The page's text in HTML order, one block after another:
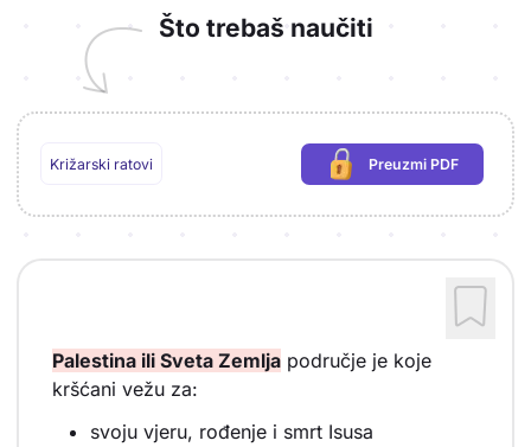
Što trebaš naučiti
Križarski ratovi Preuzmi PDF
(potrebna prijava)
Palestina ili Sveta Zemlja područje je koje
kršćani vežu za:
svoju vjeru, rođenje i smrt Isusa